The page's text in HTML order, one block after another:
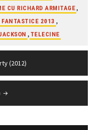
CU RICHARD ARMITAGE ,
FANTASTICE 2013 ,
, TELECINE
(2012)